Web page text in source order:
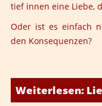
tief innen eine Liebe,
Oder ist es einfach
den Konsequenzen?
Weiterlesen: